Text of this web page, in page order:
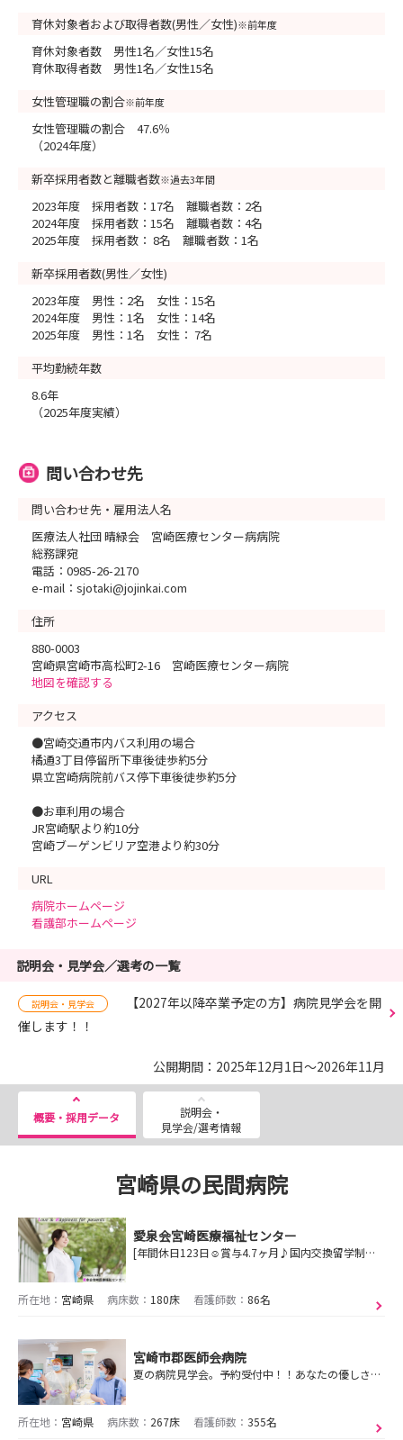
育休対象者および取得者数(男性／女性)※前年度
育休対象者数 男性1名／女性15名
育休取得者数 男性1名／女性15名
女性管理職の割合※前年度
女性管理職の割合 47.6％
（2024年度）
新卒採用者数と離職者数※過去3年間
2023年度 採用者数：17名 離職者数：2名
2024年度 採用者数：15名 離職者数：4名
2025年度 採用者数： 8名 離職者数：1名
新卒採用者数(男性／女性)
2023年度 男性：2名 女性：15名
2024年度 男性：1名 女性：14名
2025年度 男性：1名 女性： 7名
平均勤続年数
8.6年
（2025年度実績）
問い合わせ先
問い合わせ先・雇用法人名
医療法人社団 晴緑会 宮崎医療センター病病院
総務課宛
電話：0985-26-2170
e-mail：sjotaki@jojinkai.com
住所
880-0003
宮崎県宮崎市高松町2-16 宮崎医療センター病院
地図を確認する
アクセス
●宮崎交通市内バス利用の場合
橘通3丁目停留所下車後徒歩約5分
県立宮崎病院前バス停下車後徒歩約5分
●お車利用の場合
JR宮崎駅より約10分
宮崎ブーゲンビリア空港より約30分
URL
病院ホームページ
看護部ホームページ
説明会・見学会／選考の一覧
説明会・見学会
【2027年以降卒業予定の方】病院見学会を開
催します！！
公開期間：2025年12月1日～2026年11月
概要・採用データ
説明会・
見学会/選考情報
宮崎県の民間病院
愛泉会宮崎医療福祉センター
[年間休日123日☺賞与4.7ヶ月♪国内交換留学制度✍]患者さんだけでなく支えるスタッフのHAPPINESSのためにも、私たちは1人1人と丁寧に向き合います☆彡
所在地： 宮崎県 病床数： 180床 看護師数： 86名
宮崎市郡医師会病院
夏の病院見学会。予約受付中！！あなたの優しさが、誰かの力になる。
所在地： 宮崎県 病床数： 267床 看護師数： 355名